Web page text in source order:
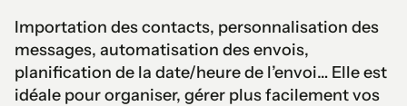
Importation des contacts, personnalisation des
messages, automatisation des envois,
planification de la date/heure de l’envoi… Elle est
idéale pour organiser, gérer plus facilement vos